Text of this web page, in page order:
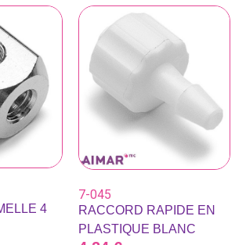
4
7-045
RACCORD RAPIDE EN
PLASTIQUE BLANC